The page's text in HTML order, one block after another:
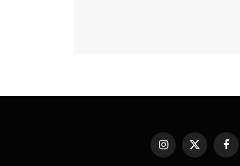
Facebook
X
(Twitter)
Instagram